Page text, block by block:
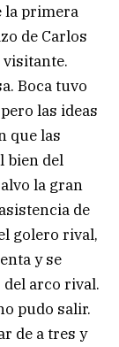
la primera
de Carlos
Boca tuvo
las ideas
que las
bien del
la gran
de
golero rival,
y se
del arco rival.
pudo salir.
de a tres y